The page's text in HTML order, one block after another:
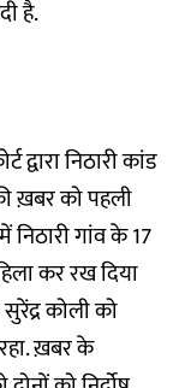
है.
द्वारा निठारी कांड
ख़बर को पहली
निठारी गांव के 17
कर रख दिया
कोली को
ख़बर के